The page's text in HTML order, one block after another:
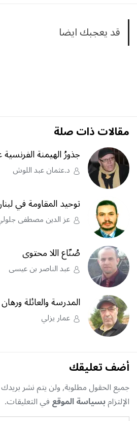
قد يعجبك ايضا
مقالات ذات صلة
جذورُ الهيمنة
د.عثمان عبد اللوش
توحيد المقاومة في
عز الدين مصطفى
صُنّاع اللا محتوى
عبد الناصر بن عيسى
المدرسة والعائلة ورهان
عمار يزلي
أضف تعليقك
جميع الحقول مطلوبة, ولن يتم نشر
الإلتزامبسياسة الموقعفي التعليقات.